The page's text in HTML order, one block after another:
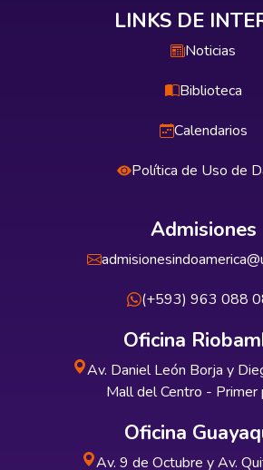
LINKS DE
Noticias
Biblioteca
Calendarios
Política de Uso de
Admisiones
(+593) 963 088
Oficina
Av. Daniel León Borja y
Mall del Centro - Primer
Oficina
Av. 9 de Octubre y Av.